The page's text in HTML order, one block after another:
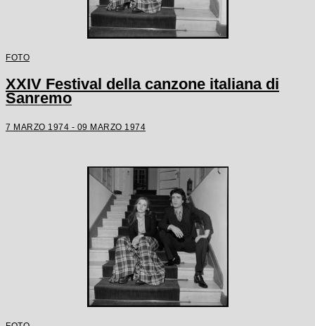
FOTO
XXIV Festival della canzone italiana di
Sanremo
7 MARZO 1974 - 09 MARZO 1974